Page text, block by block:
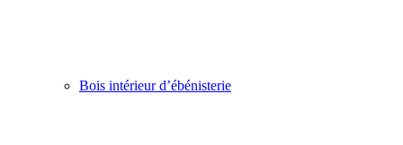
Bois intérieur d’ébénisterie